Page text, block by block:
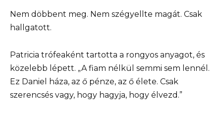
Nem döbbent meg. Nem szégyellte magát. Csak
hallgatott.
Patricia trófeaként tartotta a rongyos anyagot, és
közelebb lépett. „A fiam nélkül semmi sem lennél.
Ez Daniel háza, az ő pénze, az ő élete. Csak
szerencsés vagy, hogy hagyja, hogy élvezd.”